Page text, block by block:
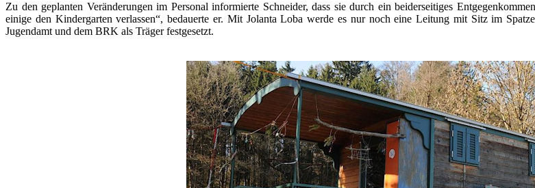
Zu den geplanten Veränderungen im Personal informierte Schneider, dass sie durch ein beiderseitiges
einige den Kindergarten verlassen“, bedauerte er. Mit Jolanta Loba werde es nur noch eine Leitung mit Sitz im
Jugendamt und dem BRK als Träger festgesetzt.